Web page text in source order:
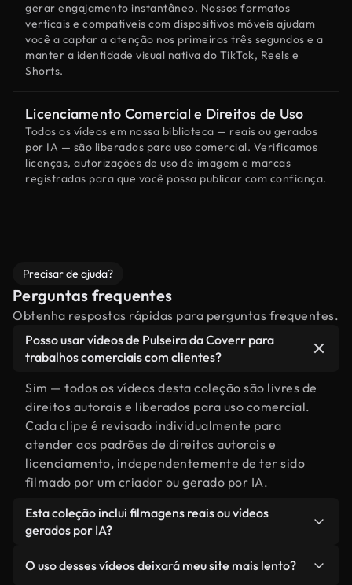
gerar engajamento instantâneo. Nossos formatos
verticais e compatíveis com dispositivos móveis ajudam
você a captar a atenção nos primeiros três segundos e a
manter a identidade visual nativa do TikTok, Reels e
Shorts.
Licenciamento Comercial e Direitos de Uso
Todos os vídeos em nossa biblioteca — reais ou gerados
por IA — são liberados para uso comercial. Verificamos
licenças, autorizações de uso de imagem e marcas
registradas para que você possa publicar com confiança.
Precisar de ajuda?
Perguntas frequentes
Obtenha respostas rápidas para perguntas frequentes.
Posso usar vídeos de Pulseira da Coverr para
trabalhos comerciais com clientes?
Sim — todos os vídeos desta coleção são livres de
direitos autorais e liberados para uso comercial.
Cada clipe é revisado individualmente para
atender aos padrões de direitos autorais e
licenciamento, independentemente de ter sido
filmado por um criador ou gerado por IA.
Esta coleção inclui filmagens reais ou vídeos
gerados por IA?
por filmagens reais, feitas por humanos,
O uso desses vídeos deixará meu site mais lento?